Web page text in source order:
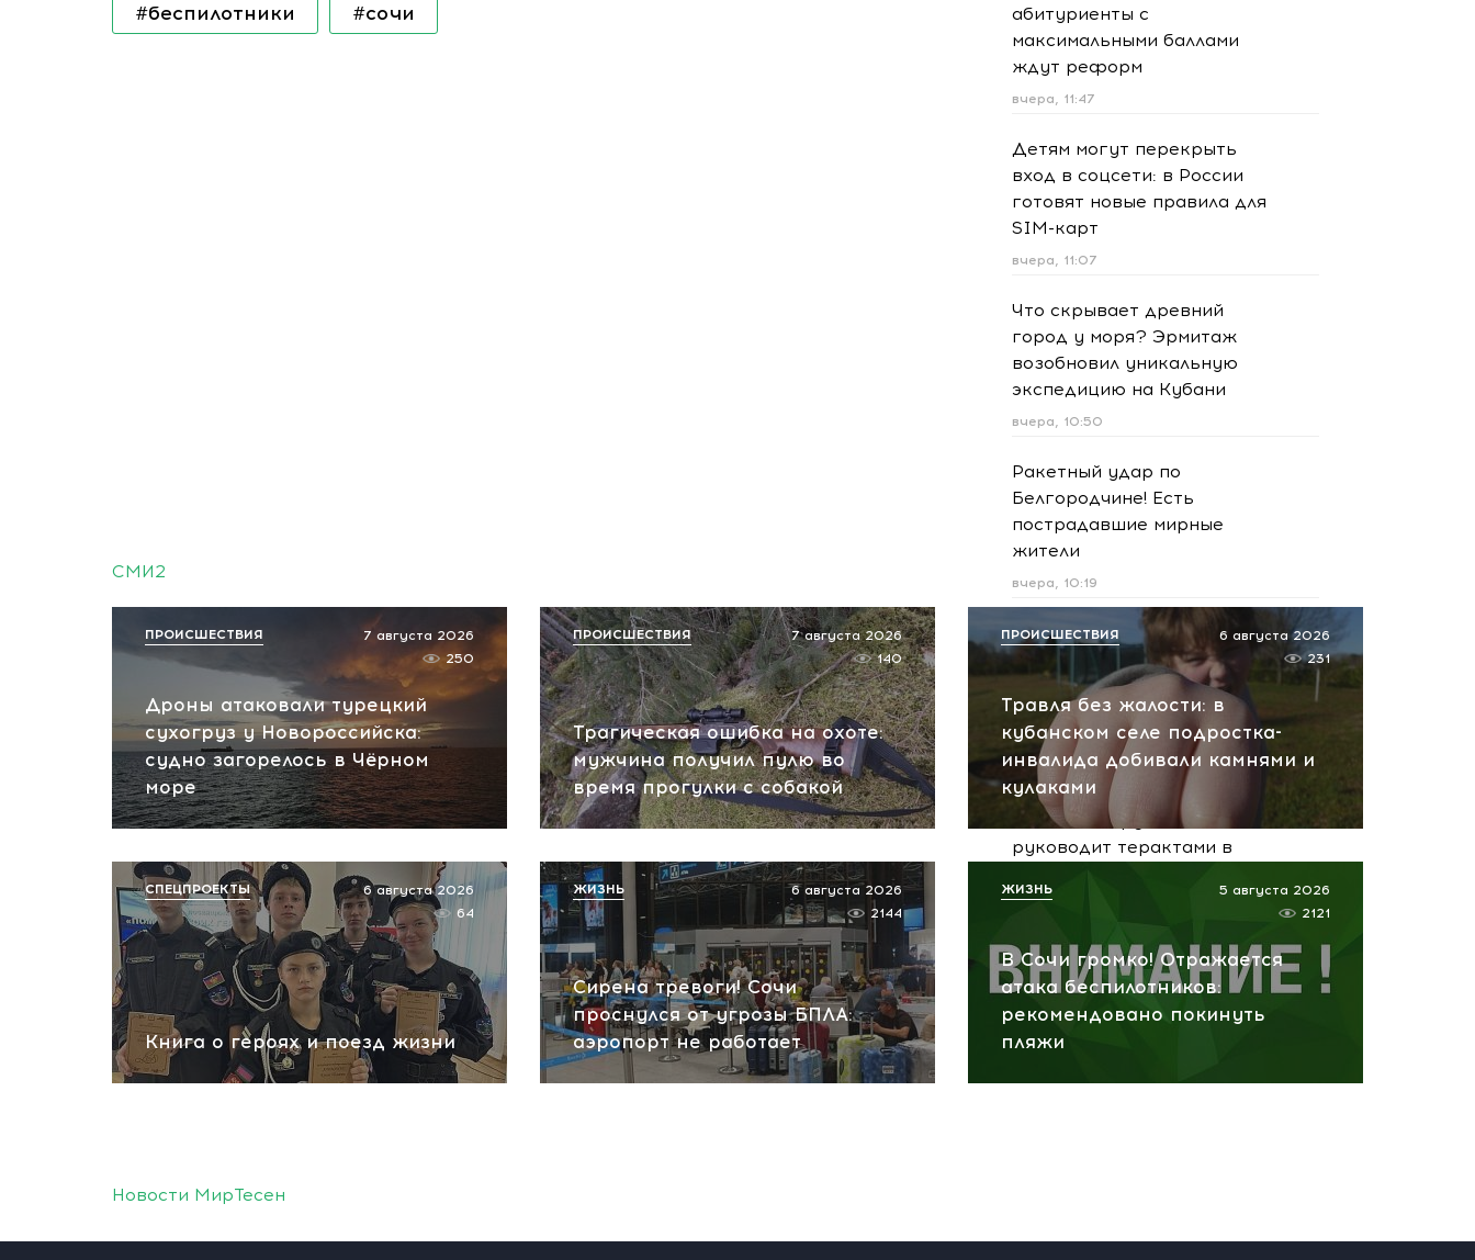
#беспилотники #сочи
абитуриенты с
максимальными баллами
ждут реформ
вчера, 11:47
Детям могут перекрыть
вход в соцсети: в России
готовят новые правила для
SIM-карт
вчера, 11:07
Что скрывает древний
город у моря? Эрмитаж
возобновил уникальную
экспедицию на Кубани
вчера, 10:50
Ракетный удар по
Белгородчине! Есть
пострадавшие мирные
жители
вчера, 10:19
Срочно! В Геленджике и
Новороссийске громко -
работает ПВО:
рекомендуется уйти с
пляжей
вчера, 10:13
НАТО планирует и
руководит терактами в
заявление хакеров
СМИ2
Дроны атаковали турецкий
сухогруз у Новороссийска:
судно загорелось в Чёрном
море
7 августа 2026
250
ПРОИСШЕСТВИЯ
Трагическая ошибка на охоте:
мужчина получил пулю во
время прогулки с собакой
7 августа 2026
140
ПРОИСШЕСТВИЯ
Травля без жалости: в
кубанском селе подростка-
инвалида добивали камнями и
кулаками
6 августа 2026
231
ПРОИСШЕСТВИЯ
Книга о героях и поезд жизни
6 августа 2026
64
СПЕЦПРОЕКТЫ
Сирена тревоги! Сочи
проснулся от угрозы БПЛА:
аэропорт не работает
6 августа 2026
2144
ЖИЗНЬ
В Сочи громко! Отражается
атака беспилотников:
рекомендовано покинуть
пляжи
5 августа 2026
2121
ЖИЗНЬ
Новости МирТесен